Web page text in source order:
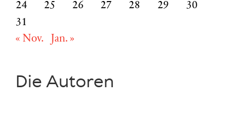
24
25 26 27 28 29
30
31
« Nov.
Jan. »
Die Autoren